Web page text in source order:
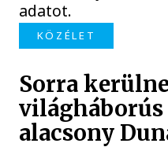
adatot.
KÖZÉLET
Sorra
alacsony